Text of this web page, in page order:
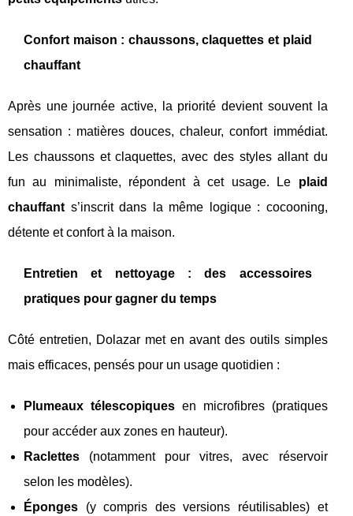
Confort maison : chaussons, claquettes et plaid
chauffant
Après une journée active, la priorité devient souvent la
sensation : matières douces, chaleur, confort immédiat.
Les chaussons et claquettes, avec des styles allant du
fun au minimaliste, répondent à cet usage. Le plaid
chauffant s’inscrit dans la même logique : cocooning,
détente et confort à la maison.
Entretien et nettoyage : des accessoires
pratiques pour gagner du temps
Côté entretien, Dolazar met en avant des outils simples
mais efficaces, pensés pour un usage quotidien :
Plumeaux télescopiquesen microfibres (pratiques
pour accéder aux zones en hauteur).
Raclettes (notamment pour vitres, avec réservoir
selon les modèles).
Éponges (y compris des versions réutilisables) et